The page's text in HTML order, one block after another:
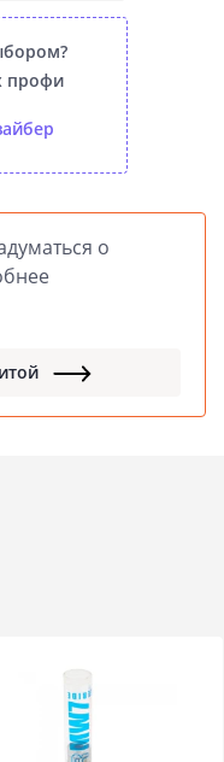
профи
о